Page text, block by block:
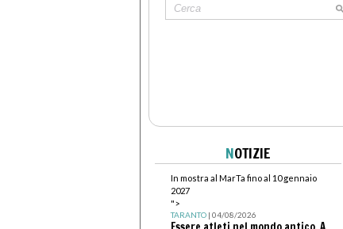
NOTIZIE
In mostra al MarTa fino al 10 gennaio
2027
">
TARANTO| 04/08/2026